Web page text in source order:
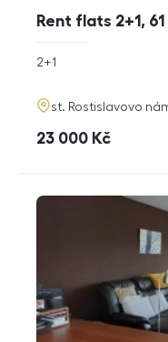
Rent flats 2+1,
rozměry
2+1
adresa
st. Rostislavovo
cena
23 000 Kč